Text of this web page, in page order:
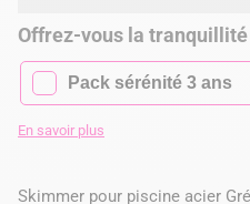
Offrez-vous la tranquillité
✓ Pack sérénité 3 ans
En savoir plus
Skimmer pour piscine acier